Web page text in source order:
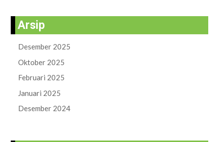
Arsip
Desember 2025
Oktober 2025
Februari 2025
Januari 2025
Desember 2024